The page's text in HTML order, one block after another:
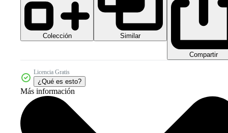
Colección Similar
Compartir
Licencia Gratis
¿Qué es esto?
Más información